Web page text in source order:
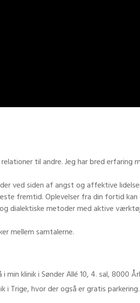
til andre. Jeg har bred erfaring
ved siden af angst og affektive
fremtid. Oplevelser fra din fortid kan
dialektiske metoder med aktive
mellem samtalerne.
klinik i Sønder Allé 10, 4. sal, 8000
i Trige, hvor der også er gratis parkering.